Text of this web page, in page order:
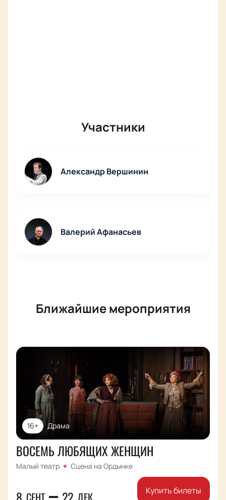
Участники
Александр Вершинин
Валерий Афанасьев
Ближайшие мероприятия
Драма
16+
ВОСЕМЬ ЛЮБЯЩИХ ЖЕНЩИН
Малый театр Сцена на Ордынке
СЕНТ ДЕК Купить билеты